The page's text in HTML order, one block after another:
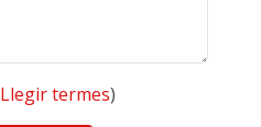
Llegir termes)